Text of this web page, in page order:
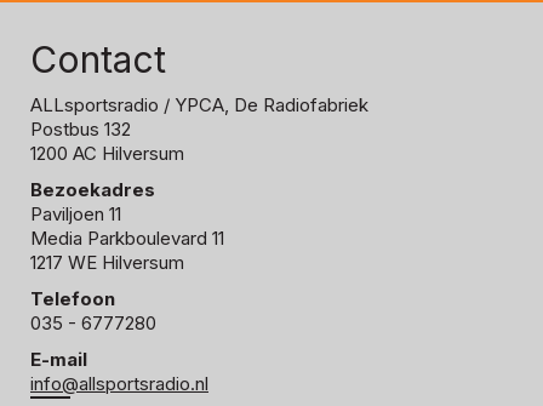
Contact
ALLsportsradio / YPCA, De Radiofabriek
Postbus 132
1200 AC Hilversum
Bezoekadres
Paviljoen 11
Media Parkboulevard 11
1217 WE Hilversum
Telefoon
035 - 6777280
E-mail
info@allsportsradio.nl